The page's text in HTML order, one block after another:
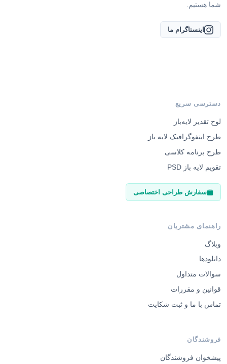
شما هستیم.
اینستاگرام ما
دسترسی سریع
لوح تقدیر لایه‌باز
طرح اینفوگرافیک لایه باز
طرح برنامه کلاسی
تقویم لایه باز PSD
سفارش طراحی اختصاصی
راهنمای مشتریان
وبلاگ
دانلودها
سوالات متداول
قوانین و مقررات
تماس با ما و ثبت شکایت
فروشندگان
پیشخوان فروشندگان